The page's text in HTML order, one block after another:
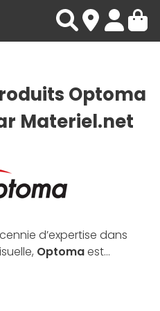
Optoma
Materiel.net
d’expertise dans
Optomaest
du secteur ; un succès
excelle dans la